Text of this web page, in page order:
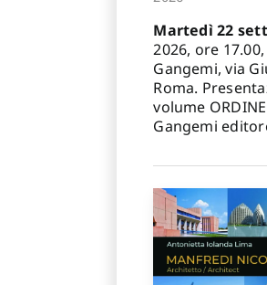
Martedì 22
2026, ore 17.00,
Gangemi, via
Roma.
volume ORDINE
Gangemi